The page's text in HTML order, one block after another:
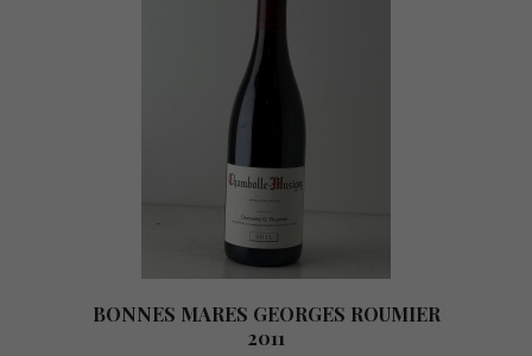
BONNES MARES GEORGES ROUMIER
2011